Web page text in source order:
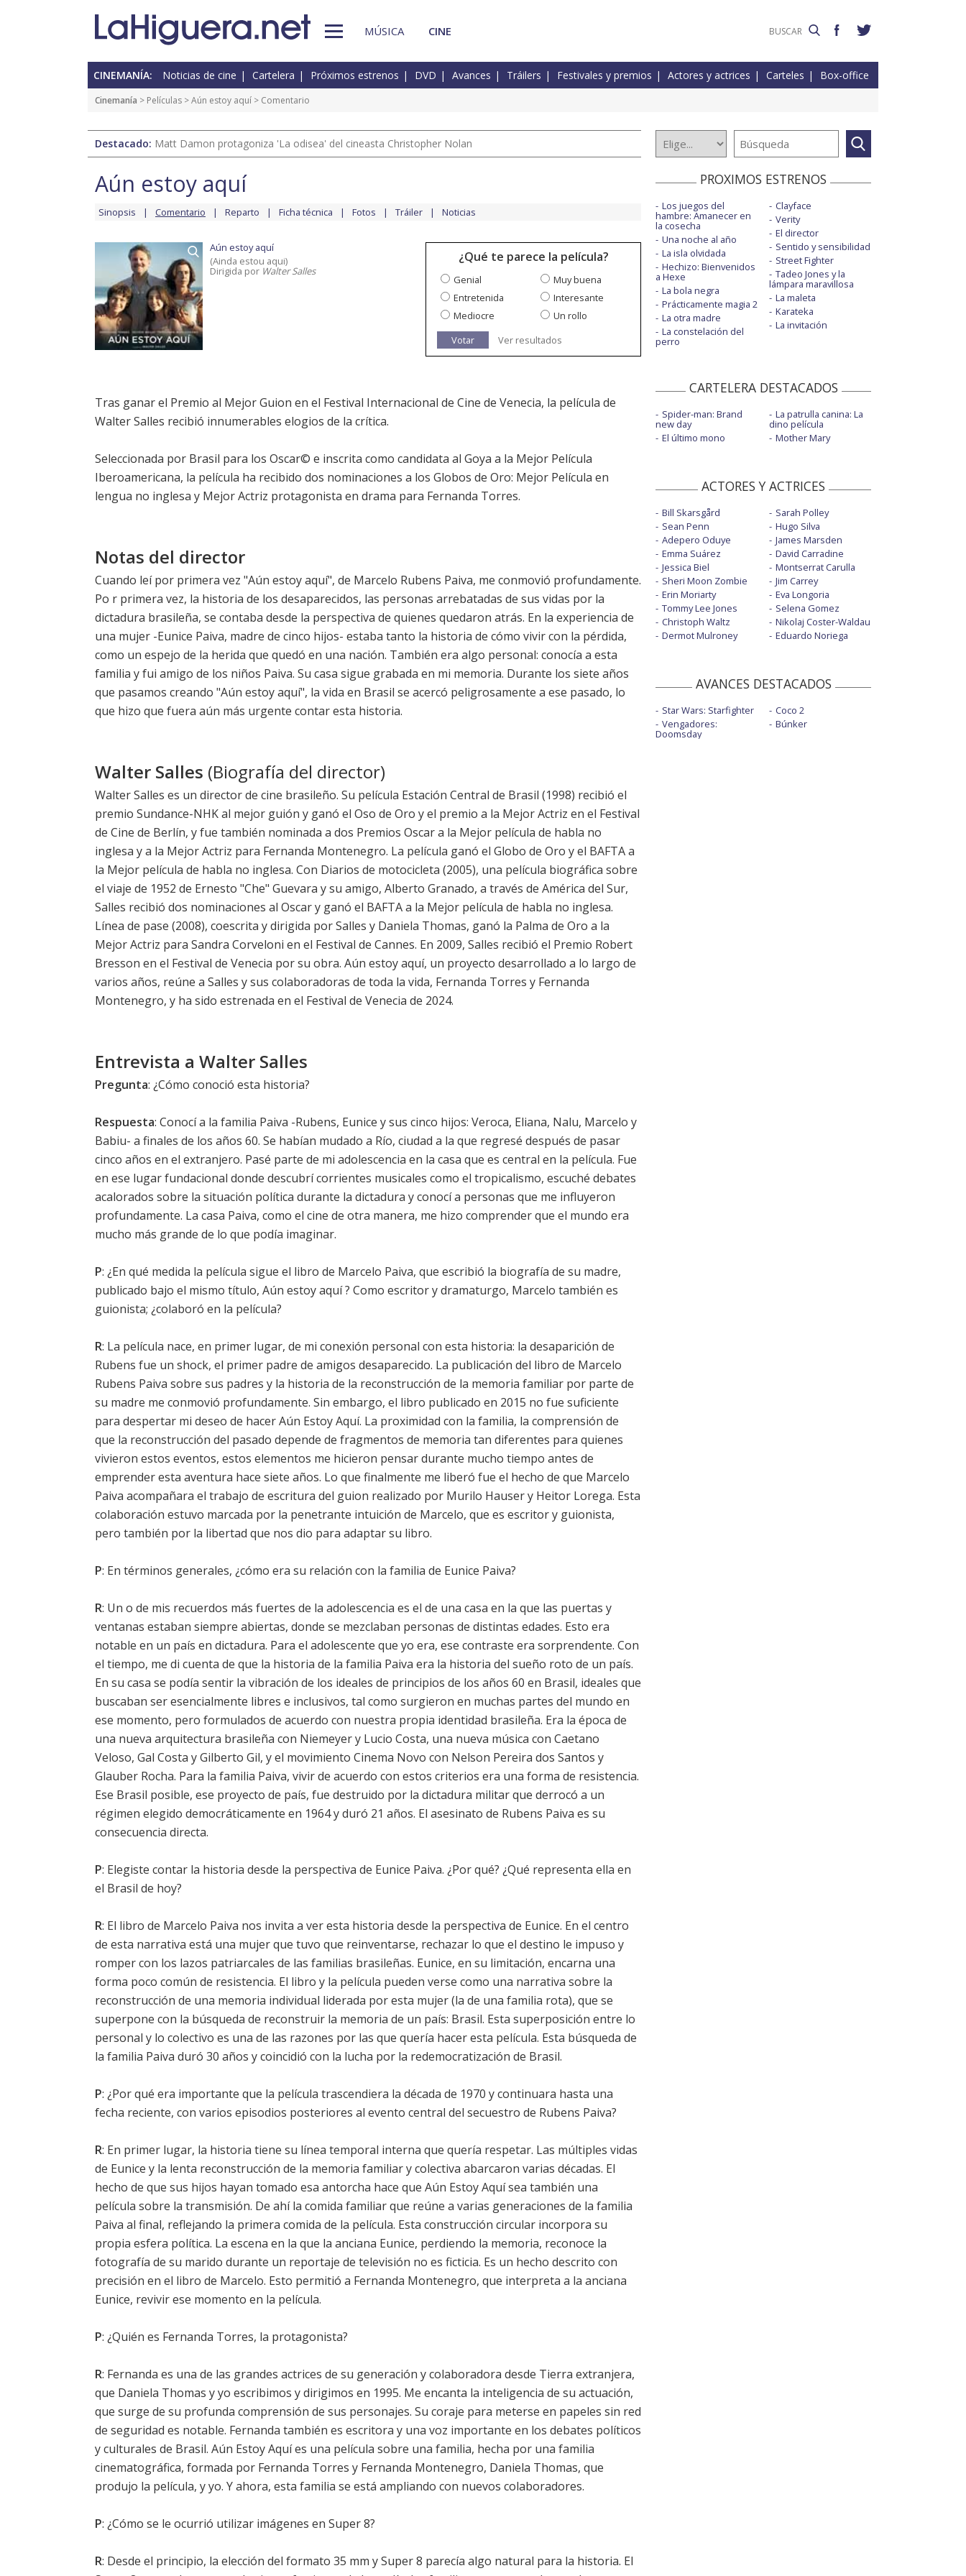
MÚSICA CINE
CINEMANÍA: Noticias de cine Cartelera Próximos estrenos DVD Avances Tráilers Festivales y premios Actores y actrices Carteles Box-office
Cinemanía > Películas >Aún estoy aquí > Comentario
Destacado: Matt Damon protagoniza 'La odisea' del cineasta Christopher Nolan
Aún estoy aquí
Sinopsis Comentario Reparto Ficha técnica Fotos Tráiler Noticias
Aún estoy aquí
(Ainda estou aqui)
Dirigida por Walter Salles
¿Qué te parece la película?
Genial
Muy buena
Entretenida
Interesante
Mediocre
Un rollo
Votar
Ver resultados
Tras ganar el Premio al Mejor Guion en el Festival Internacional de Cine de Venecia, la película de
Walter Salles recibió innumerables elogios de la crítica.
Seleccionada por Brasil para los Oscar© e inscrita como candidata al Goya a la Mejor Película
Iberoamericana, la película ha recibido dos nominaciones a los Globos de Oro: Mejor Película en
lengua no inglesa y Mejor Actriz protagonista en drama para Fernanda Torres.
Notas del director
Cuando leí por primera vez "Aún estoy aquí", de Marcelo Rubens Paiva, me conmovió profundamente.
Po r primera vez, la historia de los desaparecidos, las personas arrebatadas de sus vidas por la
dictadura brasileña, se contaba desde la perspectiva de quienes quedaron atrás. En la experiencia de
una mujer -Eunice Paiva, madre de cinco hijos- estaba tanto la historia de cómo vivir con la pérdida,
como un espejo de la herida que quedó en una nación. También era algo personal: conocía a esta
familia y fui amigo de los niños Paiva. Su casa sigue grabada en mi memoria. Durante los siete años
que pasamos creando "Aún estoy aquí", la vida en Brasil se acercó peligrosamente a ese pasado, lo
que hizo que fuera aún más urgente contar esta historia.
Walter Salles (Biografía del director)
Walter Salles es un director de cine brasileño. Su película Estación Central de Brasil (1998) recibió el
premio Sundance-NHK al mejor guión y ganó el Oso de Oro y el premio a la Mejor Actriz en el Festival
de Cine de Berlín, y fue también nominada a dos Premios Oscar a la Mejor película de habla no
inglesa y a la Mejor Actriz para Fernanda Montenegro. La película ganó el Globo de Oro y el BAFTA a
la Mejor película de habla no inglesa. Con Diarios de motocicleta (2005), una película biográfica sobre
el viaje de 1952 de Ernesto "Che" Guevara y su amigo, Alberto Granado, a través de América del Sur,
Salles recibió dos nominaciones al Oscar y ganó el BAFTA a la Mejor película de habla no inglesa.
Línea de pase (2008), coescrita y dirigida por Salles y Daniela Thomas, ganó la Palma de Oro a la
Mejor Actriz para Sandra Corveloni en el Festival de Cannes. En 2009, Salles recibió el Premio Robert
Bresson en el Festival de Venecia por su obra. Aún estoy aquí, un proyecto desarrollado a lo largo de
varios años, reúne a Salles y sus colaboradoras de toda la vida, Fernanda Torres y Fernanda
Montenegro, y ha sido estrenada en el Festival de Venecia de 2024.
Entrevista a Walter Salles
Pregunta: ¿Cómo conoció esta historia?
Respuesta: Conocí a la familia Paiva -Rubens, Eunice y sus cinco hijos: Veroca, Eliana, Nalu, Marcelo y
Babiu- a finales de los años 60. Se habían mudado a Río, ciudad a la que regresé después de pasar
cinco años en el extranjero. Pasé parte de mi adolescencia en la casa que es central en la película. Fue
en ese lugar fundacional donde descubrí corrientes musicales como el tropicalismo, escuché debates
acalorados sobre la situación política durante la dictadura y conocí a personas que me influyeron
profundamente. La casa Paiva, como el cine de otra manera, me hizo comprender que el mundo era
mucho más grande de lo que podía imaginar.
P: ¿En qué medida la película sigue el libro de Marcelo Paiva, que escribió la biografía de su madre,
publicado bajo el mismo título, Aún estoy aquí ? Como escritor y dramaturgo, Marcelo también es
guionista; ¿colaboró en la película?
R: La película nace, en primer lugar, de mi conexión personal con esta historia: la desaparición de
Rubens fue un shock, el primer padre de amigos desaparecido. La publicación del libro de Marcelo
Rubens Paiva sobre sus padres y la historia de la reconstrucción de la memoria familiar por parte de
su madre me conmovió profundamente. Sin embargo, el libro publicado en 2015 no fue suficiente
para despertar mi deseo de hacer Aún Estoy Aquí. La proximidad con la familia, la comprensión de
que la reconstrucción del pasado depende de fragmentos de memoria tan diferentes para quienes
vivieron estos eventos, estos elementos me hicieron pensar durante mucho tiempo antes de
emprender esta aventura hace siete años. Lo que finalmente me liberó fue el hecho de que Marcelo
Paiva acompañara el trabajo de escritura del guion realizado por Murilo Hauser y Heitor Lorega. Esta
colaboración estuvo marcada por la penetrante intuición de Marcelo, que es escritor y guionista,
pero también por la libertad que nos dio para adaptar su libro.
P: En términos generales, ¿cómo era su relación con la familia de Eunice Paiva?
R: Un o de mis recuerdos más fuertes de la adolescencia es el de una casa en la que las puertas y
ventanas estaban siempre abiertas, donde se mezclaban personas de distintas edades. Esto era
notable en un país en dictadura. Para el adolescente que yo era, ese contraste era sorprendente. Con
el tiempo, me di cuenta de que la historia de la familia Paiva era la historia del sueño roto de un país.
En su casa se podía sentir la vibración de los ideales de principios de los años 60 en Brasil, ideales que
buscaban ser esencialmente libres e inclusivos, tal como surgieron en muchas partes del mundo en
ese momento, pero formulados de acuerdo con nuestra propia identidad brasileña. Era la época de
una nueva arquitectura brasileña con Niemeyer y Lucio Costa, una nueva música con Caetano
Veloso, Gal Costa y Gilberto Gil, y el movimiento Cinema Novo con Nelson Pereira dos Santos y
Glauber Rocha. Para la familia Paiva, vivir de acuerdo con estos criterios era una forma de resistencia.
Ese Brasil posible, ese proyecto de país, fue destruido por la dictadura militar que derrocó a un
régimen elegido democráticamente en 1964 y duró 21 años. El asesinato de Rubens Paiva es su
consecuencia directa.
P: Elegiste contar la historia desde la perspectiva de Eunice Paiva. ¿Por qué? ¿Qué representa ella en
el Brasil de hoy?
R: El libro de Marcelo Paiva nos invita a ver esta historia desde la perspectiva de Eunice. En el centro
de esta narrativa está una mujer que tuvo que reinventarse, rechazar lo que el destino le impuso y
romper con los lazos patriarcales de las familias brasileñas. Eunice, en su limitación, encarna una
forma poco común de resistencia. El libro y la película pueden verse como una narrativa sobre la
reconstrucción de una memoria individual liderada por esta mujer (la de una familia rota), que se
superpone con la búsqueda de reconstruir la memoria de un país: Brasil. Esta superposición entre lo
personal y lo colectivo es una de las razones por las que quería hacer esta película. Esta búsqueda de
la familia Paiva duró 30 años y coincidió con la lucha por la redemocratización de Brasil.
P: ¿Por qué era importante que la película trascendiera la década de 1970 y continuara hasta una
fecha reciente, con varios episodios posteriores al evento central del secuestro de Rubens Paiva?
R: En primer lugar, la historia tiene su línea temporal interna que quería respetar. Las múltiples vidas
de Eunice y la lenta reconstrucción de la memoria familiar y colectiva abarcaron varias décadas. El
hecho de que sus hijos hayan tomado esa antorcha hace que Aún Estoy Aquí sea también una
película sobre la transmisión. De ahí la comida familiar que reúne a varias generaciones de la familia
Paiva al final, reflejando la primera comida de la película. Esta construcción circular incorpora su
propia esfera política. La escena en la que la anciana Eunice, perdiendo la memoria, reconoce la
fotografía de su marido durante un reportaje de televisión no es ficticia. Es un hecho descrito con
precisión en el libro de Marcelo. Esto permitió a Fernanda Montenegro, que interpreta a la anciana
Eunice, revivir ese momento en la película.
P: ¿Quién es Fernanda Torres, la protagonista?
R: Fernanda es una de las grandes actrices de su generación y colaboradora desde Tierra extranjera,
que Daniela Thomas y yo escribimos y dirigimos en 1995. Me encanta la inteligencia de su actuación,
que surge de su profunda comprensión de sus personajes. Su coraje para meterse en papeles sin red
de seguridad es notable. Fernanda también es escritora y una voz importante en los debates políticos
y culturales de Brasil. Aún Estoy Aquí es una película sobre una familia, hecha por una familia
cinematográfica, formada por Fernanda Torres y Fernanda Montenegro, Daniela Thomas, que
produjo la película, y yo. Y ahora, esta familia se está ampliando con nuevos colaboradores.
P: ¿Cómo se le ocurrió utilizar imágenes en Super 8?
R: Desde el principio, la elección del formato 35 mm y Super 8 parecía algo natural para la historia. El
PROXIMOS ESTRENOS
Los juegos del
hambre: Amanecer en
la cosecha
Una noche al año
La isla olvidada
Hechizo: Bienvenidos
a Hexe
La bola negra
Prácticamente magia 2
La otra madre
La constelación del
perro
Clayface
Verity
El director
Sentido y sensibilidad
Street Fighter
Tadeo Jones y la
lámpara maravillosa
La maleta
Karateka
La invitación
CARTELERA DESTACADOS
Spider-man: Brand
new day
El último mono
La patrulla canina: La
dino película
Mother Mary
ACTORES Y ACTRICES
Bill Skarsgård
Sean Penn
Adepero Oduye
Emma Suárez
Jessica Biel
Sheri Moon Zombie
Erin Moriarty
Tommy Lee Jones
Christoph Waltz
Dermot Mulroney
Sarah Polley
Hugo Silva
James Marsden
David Carradine
Montserrat Carulla
Jim Carrey
Eva Longoria
Selena Gomez
Nikolaj Coster-Waldau
Eduardo Noriega
AVANCES DESTACADOS
Star Wars: Starfighter
Vengadores:
Doomsday
Coco 2
Búnker